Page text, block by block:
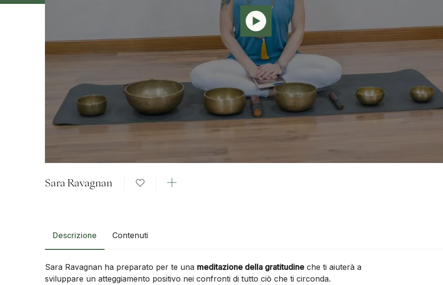
Sara Ravagnan
Descrizione Contenuti
Sara Ravagnan ha preparato per te una meditazione della gratitudine che ti aiuterà a
sviluppare un atteggiamento positivo nei confronti di tutto ciò che ti circonda.